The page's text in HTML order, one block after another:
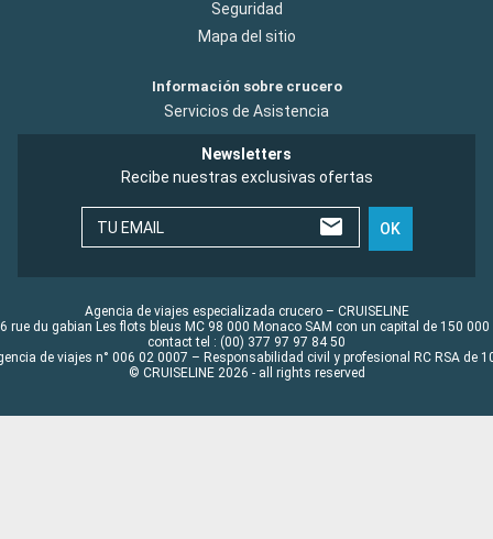
Seguridad
Mapa del sitio
Información sobre crucero
Servicios de Asistencia
Newsletters
Recibe nuestras exclusivas ofertas
TU EMAIL OK
Agencia de viajes especializada crucero – CRUISELINE
rue du gabian Les flots bleus MC 98 000 Monaco SAM con un capital de 150 000
contact tel : (00) 377 97 97 84 50
de viajes n° 006 02 0007 – Responsabilidad civil y profesional RC RSA de
© CRUISELINE 2026 - all rights reserved